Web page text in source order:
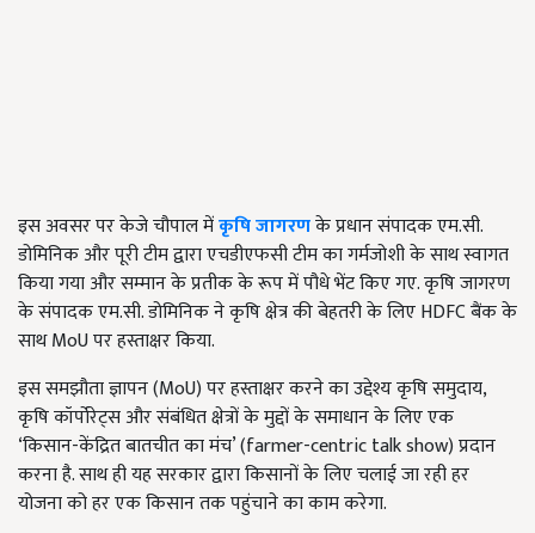
इस अवसर पर केजे चौपाल मेंकृषि जागरणके प्रधान संपादक एम.सी.
डोमिनिक और पूरी टीम द्वारा एचडीएफसी टीम का गर्मजोशी के साथ स्वागत
किया गया और सम्मान के प्रतीक के रूप में पौधे भेंट किए गए. कृषि जागरण
के संपादक एम.सी. डोमिनिक ने कृषि क्षेत्र की बेहतरी के लिए HDFC बैंक के
साथ MoU पर हस्ताक्षर किया.
इस समझौता ज्ञापन (MoU) पर हस्ताक्षर करने का उद्देश्य कृषि समुदाय,
कृषि कॉर्पोरेट्स और संबंधित क्षेत्रों के मुद्दों के समाधान के लिए एक
‘किसान-केंद्रित बातचीत का मंच’ (farmer-centric talk show) प्रदान
करना है. साथ ही यह सरकार द्वारा किसानों के लिए चलाई जा रही हर
योजना को हर एक किसान तक पहुंचाने का काम करेगा.